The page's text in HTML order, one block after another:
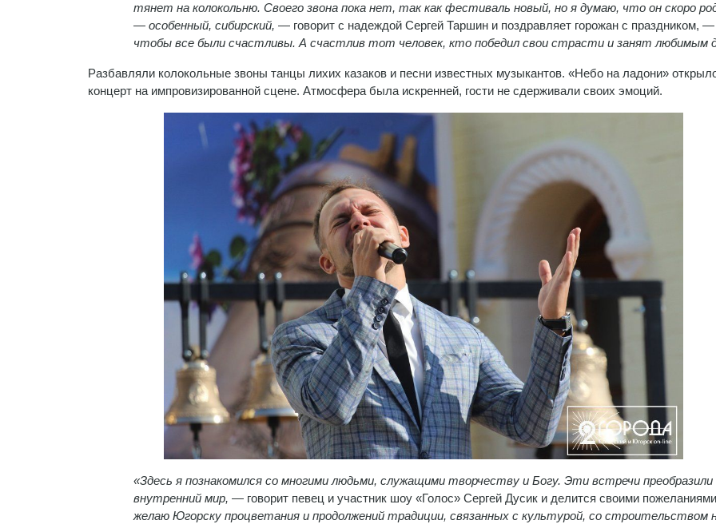
тянет на колокольню. Своего звона пока нет, так как фестиваль новый, но я думаю, что он скоро
— особенный, сибирский, — говорит с надеждой Сергей Таршин и поздравляет горожан с праздником,
чтобы все были счастливы. А счастлив тот человек, кто победил свои страсти и занят любимым
Разбавляли колокольные звоны танцы лихих казаков и песни известных музыкантов. «Небо на ладони»
концерт на импровизированной сцене. Атмосфера была искренней, гости не сдерживали своих эмоций.
«Здесь я познакомился со многими людьми, служащими творчеству и Богу. Эти встречи преобразили
внутренний мир, — говорит певец и участник шоу «Голос» Сергей Дусик и делится своими
желаю Югорску процветания и продолжений традиции, связанных с культурой, со строительством